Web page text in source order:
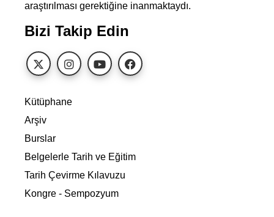
araştırılması gerektiğine inanmaktaydı.
Bizi Takip Edin
Kütüphane
Arşiv
Burslar
Belgelerle Tarih ve Eğitim
Tarih Çevirme Kılavuzu
Kongre - Sempozyum